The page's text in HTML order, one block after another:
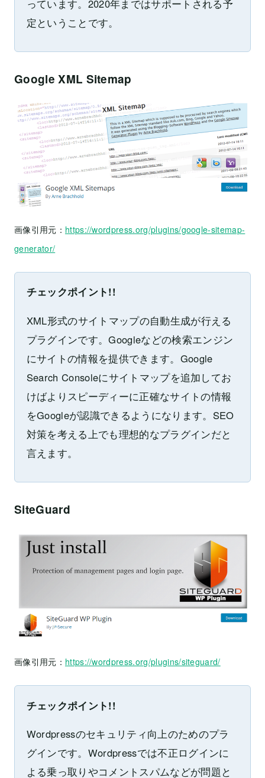
っています。2020年まではサポートされる予
定ということです。
Google XML Sitemap
画像引用元： https://wordpress.org/plugins/google-sitemap-
generator/
チェックポイント!!
XML形式のサイトマップの自動生成が行える
プラグインです。Googleなどの検索エンジン
にサイトの情報を提供できます。Google
Search Consoleにサイトマップを追加してお
けばよりスピーディーに正確なサイトの情報
をGoogleが認識できるようになります。SEO
対策を考える上でも理想的なプラグインだと
言えます。
SiteGuard
画像引用元： https://wordpress.org/plugins/siteguard/
チェックポイント!!
Wordpressのセキュリティ向上のためのプラ
グインです。Wordpressでは不正ログインに
よる乗っ取りやコメントスパムなどが問題と